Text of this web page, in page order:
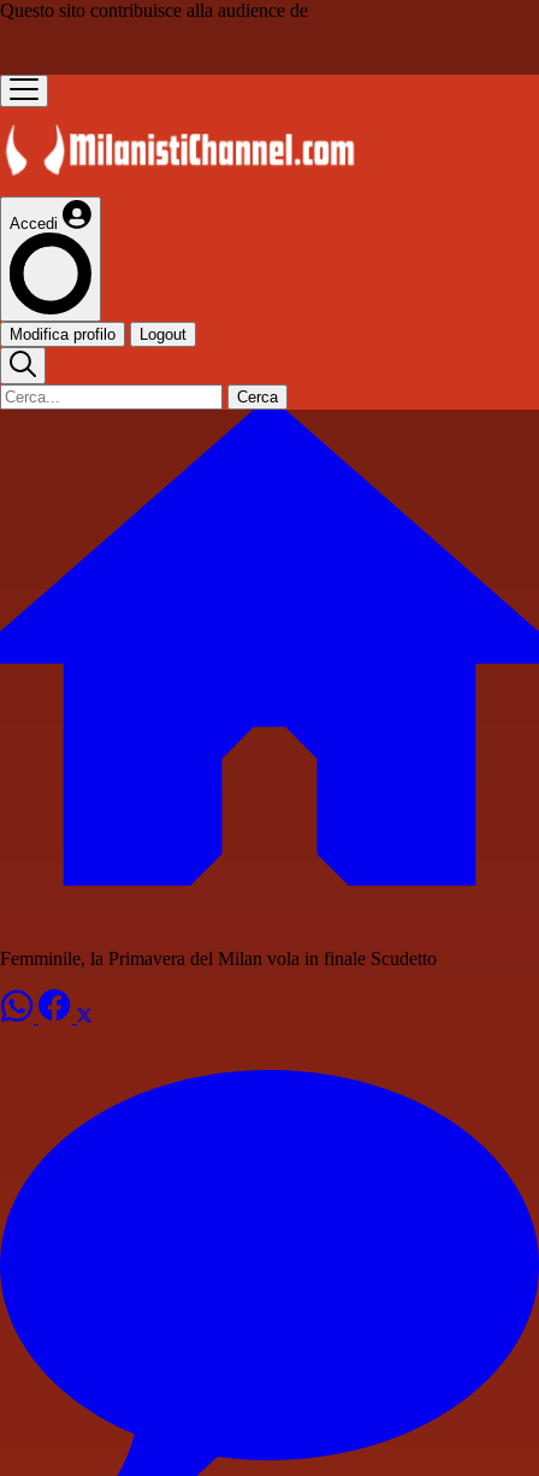
Questo sito contribuisce alla audience de
Accedi
Modifica profilo Logout
Cerca
Femminile, la Primavera del Milan vola in finale Scudetto